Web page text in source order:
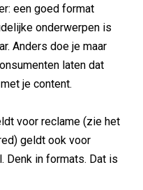
een goed format
onderwerpen is
Anders doe je maar
laten dat
je content.
voor reclame (zie het
geldt ook voor
Denk in formats. Dat is